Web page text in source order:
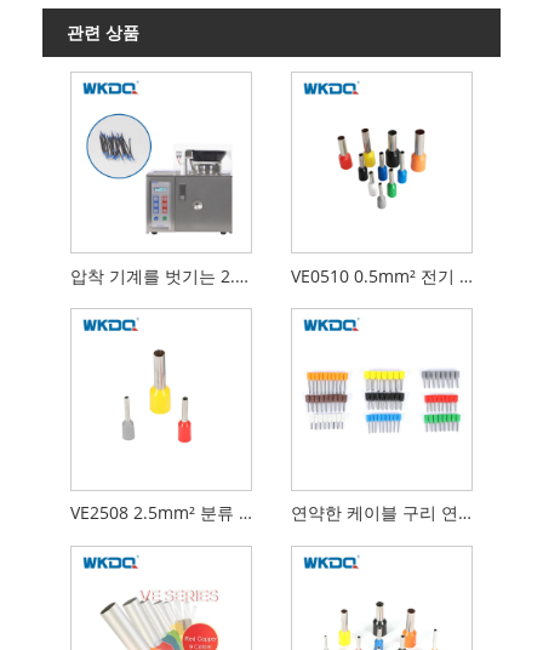
관련 상품
압착 기계를 벗기는 2.5mm² 자동 와이어 엔드 페룰 VE0510 0.5mm² 전기 와이어 종단 페룰 케이블 와이어 크림프 커넥터
VE2508 2.5mm² 분류 전선 종단 페룰 구리 압착 커넥터 절연 코드 단자 연약한 케이블 구리 연결관을 위한 VE1508 1.5mm² 깃봉 철사 연결관